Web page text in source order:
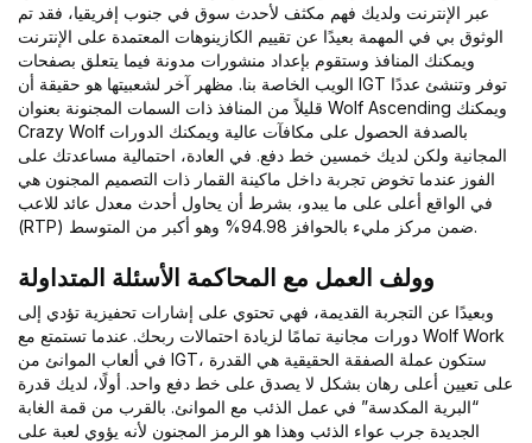
عبر الإنترنت ولديك فهم مكثف لأحدث سوق في جنوب إفريقيا، فقد تم
الوثوق بي في المهمة بعيدًا عن تقييم الكازينوهات المعتمدة على الإنترنت
ويمكنك المنافذ وستقوم بإعداد منشورات مدونة فيما يتعلق بصفحات
الويب الخاصة بنا. مظهر آخر لشعبيتها هو حقيقة أن IGT توفر وتنشئ عددًا
قليلاً من المنافذ ذات السمات المجنونة بعنوان Wolf Ascending ويمكنك
Crazy Wolf بالصدفة الحصول على مكافآت عالية ويمكنك الدورات
المجانية ولكن لديك خمسين خط دفع. في العادة، احتمالية مساعدتك على
الفوز عندما تخوض تجربة داخل ماكينة القمار ذات التصميم المجنون هي
في الواقع أعلى على ما يبدو، بشرط أن يحاول أحدث معدل عائد للاعب
(RTP) ضمن مركز مليء بالحوافز 94.98% وهو أكبر من المتوسط.
وولف العمل مع المحاكمة الأسئلة المتداولة
وبعيدًا عن التجربة القديمة، فهي تحتوي على إشارات تحفيزية تؤدي إلى
دورات مجانية تمامًا لزيادة احتمالات ربحك. عندما تستمتع مع Wolf Work
في ألعاب الموانئ من IGT، ستكون عملة الصفقة الحقيقية هي القدرة
على تعيين أعلى رهان بشكل لا يصدق على خط دفع واحد. أولًا، لديك قدرة
“البرية المكدسة” في عمل الذئب مع الموانئ. بالقرب من قمة الغابة
الجديدة جرب عواء الذئب وهذا هو الرمز المجنون لأنه يؤوي لعبة على